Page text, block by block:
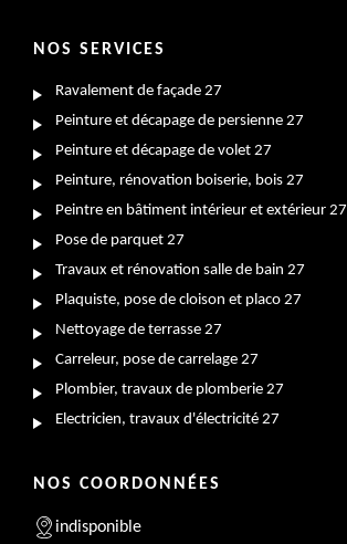
NOS SERVICES
Ravalement de façade 27
Peinture et décapage de persienne 27
Peinture et décapage de volet 27
Peinture, rénovation boiserie, bois 27
Peintre en bâtiment intérieur et extérieur 27
Pose de parquet 27
Travaux et rénovation salle de bain 27
Plaquiste, pose de cloison et placo 27
Nettoyage de terrasse 27
Carreleur, pose de carrelage 27
Plombier, travaux de plomberie 27
Electricien, travaux d'électricité 27
NOS COORDONNÉES
indisponible